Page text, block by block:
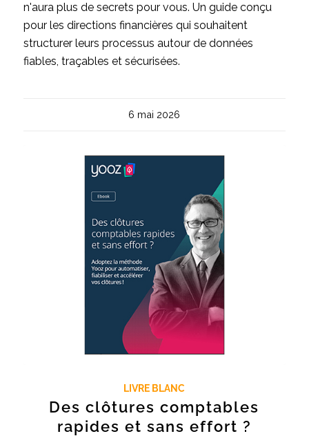
n'aura plus de secrets pour vous. Un guide conçu
pour les directions financières qui souhaitent
structurer leurs processus autour de données
fiables, traçables et sécurisées.
6 mai 2026
LIVRE BLANC
Des clôtures comptables
rapides et sans effort ?